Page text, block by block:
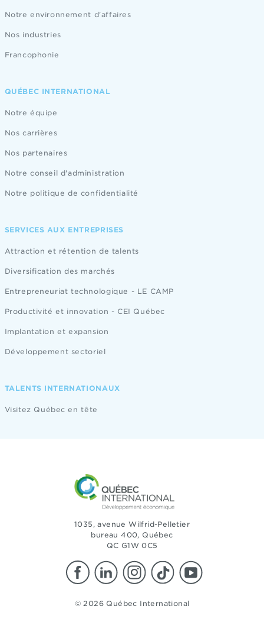
Notre environnement d'affaires
Nos industries
Francophonie
QUÉBEC INTERNATIONAL
Notre équipe
Nos carrières
Nos partenaires
Notre conseil d'administration
Notre politique de confidentialité
SERVICES AUX ENTREPRISES
Attraction et rétention de talents
Diversification des marchés
Entrepreneuriat technologique - LE CAMP
Productivité et innovation - CEI Québec
Implantation et expansion
Développement sectoriel
TALENTS INTERNATIONAUX
Visitez Québec en tête
1035, avenue Wilfrid-Pelletier
bureau 400, Québec
QC G1W 0C5
© 2026 Québec International